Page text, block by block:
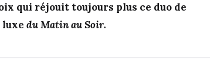
qui réjouit toujours plus ce duo de
luxe du Matin au Soir.